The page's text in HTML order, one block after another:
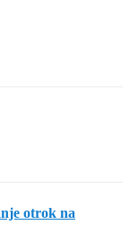
otrok na